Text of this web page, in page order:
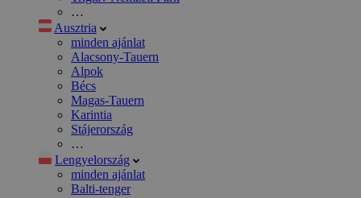
…
Ausztria
minden ajánlat
Alacsony-Tauern
Alpok
Bécs
Magas-Tauern
Karintia
Stájerország
…
Lengyelország
minden ajánlat
Balti-tenger